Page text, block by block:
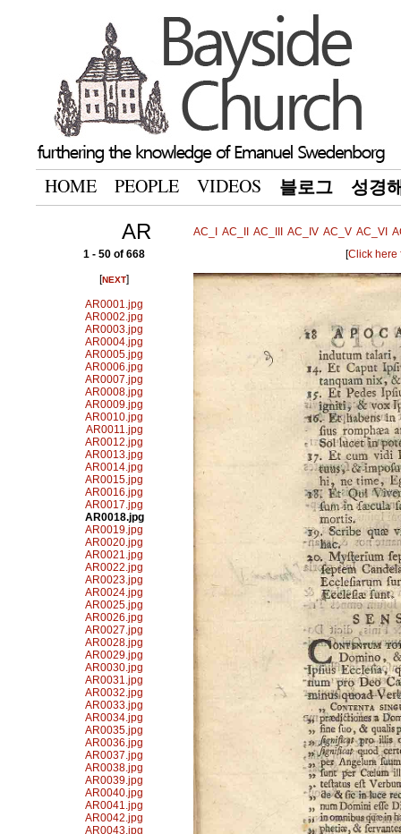
HOME PEOPLE VIDEOS 블로그 성경
AR AC_I AC_II AC_III AC_IV AC_V AC_VI
1 - 50 of 668
[NEXT]
AR0001.jpg
AR0002.jpg
AR0003.jpg
AR0004.jpg
AR0005.jpg
AR0006.jpg
AR0007.jpg
AR0008.jpg
AR0009.jpg
AR0010.jpg
AR0011.jpg
AR0012.jpg
AR0013.jpg
AR0014.jpg
AR0015.jpg
AR0016.jpg
AR0017.jpg
AR0018.jpg
AR0019.jpg
AR0020.jpg
AR0021.jpg
AR0022.jpg
AR0023.jpg
AR0024.jpg
AR0025.jpg
AR0026.jpg
AR0027.jpg
AR0028.jpg
AR0029.jpg
AR0030.jpg
AR0031.jpg
AR0032.jpg
AR0033.jpg
AR0034.jpg
AR0035.jpg
AR0036.jpg
AR0037.jpg
AR0038.jpg
AR0039.jpg
AR0040.jpg
AR0041.jpg
AR0042.jpg
AR0043.jpg
[Click here